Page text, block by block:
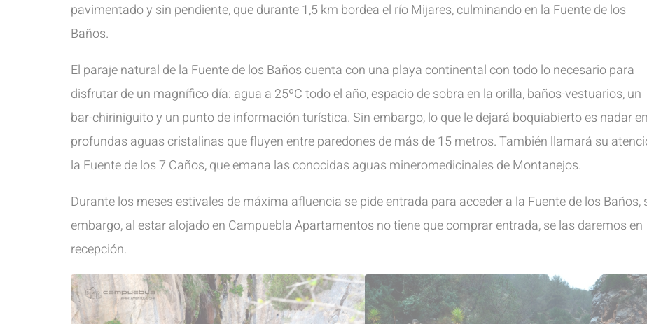
pavimentado y sin pendiente, que durante 1,5 km bordea el río Mijares, culminando en la Fuente de los
Baños.
El paraje natural de la Fuente de los Baños cuenta con una playa continental con todo lo necesario para
disfrutar de un magnífico día: agua a 25ºC todo el año, espacio de sobra en la orilla, baños-vestuarios, un
bar-chiriniguito y un punto de información turística. Sin embargo, lo que le dejará boquiabierto es nadar en
profundas aguas cristalinas que fluyen entre paredones de más de 15 metros. También llamará su
la Fuente de los 7 Caños, que emana las conocidas aguas mineromedicinales de Montanejos.
Durante los meses estivales de máxima afluencia se pide entrada para acceder a la Fuente de los Baños,
embargo, al estar alojado en Campuebla Apartamentos no tiene que comprar entrada, se las daremos en
recepción.